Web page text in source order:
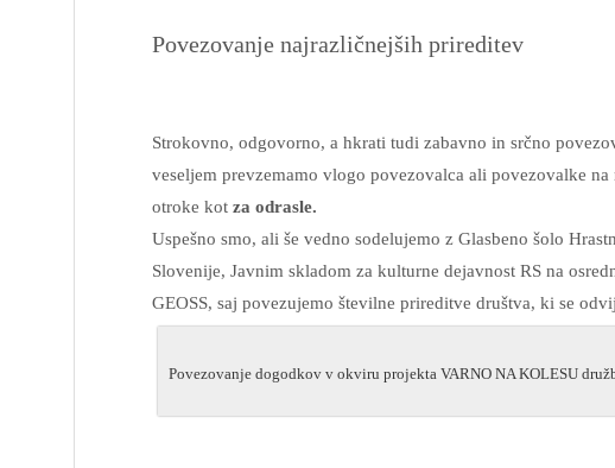
Povezovanje najrazličnejših prireditev
Strokovno, odgovorno, a hkrati tudi zabavno in srčno
veseljem prevzemamo vlogo povezovalca ali povezovalke
otroke kotza odrasle.
Uspešno smo, ali še vedno sodelujemo z Glasbeno šolo
Slovenije, Javnim skladom za kulturne dejavnost RS na
GEOSS, saj povezujemo številne prireditve društva, ki se
Povezovanje dogodkov v okviru projekta VARNO NA KOLESU